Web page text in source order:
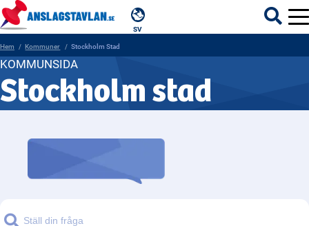
SV
ÄMNEN
REGIONER
Hem Kommuner Stockholm Stad
KOMMUNSIDA
Stockholm stad
Sök